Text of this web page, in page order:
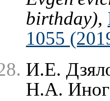
birthday),
1055
И.Е.
Н.А.